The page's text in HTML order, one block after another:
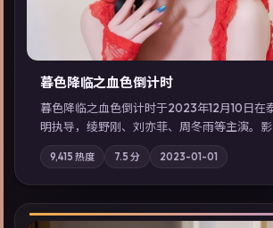
暮色降临之血色倒计时
暮色降临之血色倒计时于2023年12月10日在
明执导，绫野刚、刘亦菲、周冬雨等主演。
轴，边境小镇的平静被一封匿名信彻底打破；
域气质；站内亦可通过「国产免费观看高清电
检索同类型高分佳作，畅享高清在线追剧体
9,415 热度 7.5 分 2023-01-01